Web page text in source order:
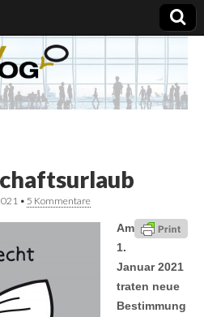
• 5 Kommentare
Am
1.
Januar 2021
traten neue
Bestimmung